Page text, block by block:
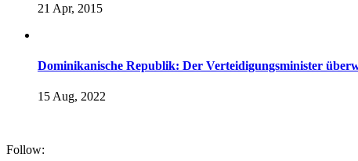
21 Apr, 2015
Dominikanische Republik: Der Verteidigungsminister
15 Aug, 2022
Follow: